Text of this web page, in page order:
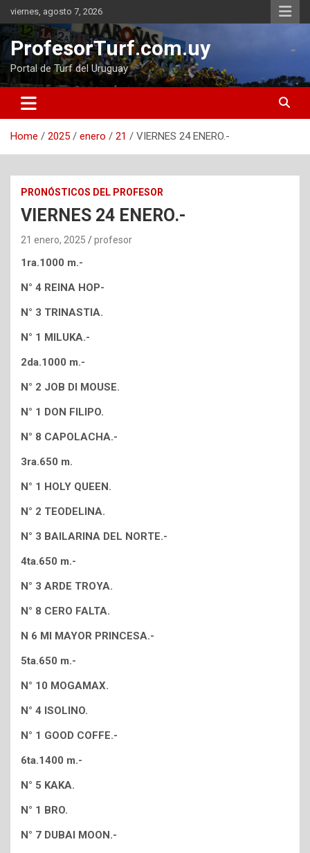
Skip
to
content
viernes, agosto 7, 2026
ProfesorTurf.com.uy
Portal de Turf del Uruguay
Home 2025 enero 21 VIERNES 24 ENERO.-
PRONÓSTICOS DEL PROFESOR
VIERNES 24 ENERO.-
21 enero, 2025 profesor
1ra.1000 m.-
N° 4 REINA HOP-
N° 3 TRINASTIA.
N° 1 MILUKA.-
2da.1000 m.-
N° 2 JOB DI MOUSE.
N° 1 DON FILIPO.
N° 8 CAPOLACHA.-
3ra.650 m.
N° 1 HOLY QUEEN.
N° 2 TEODELINA.
N° 3 BAILARINA DEL NORTE.-
4ta.650 m.-
N° 3 ARDE TROYA.
N° 8 CERO FALTA.
N 6 MI MAYOR PRINCESA.-
5ta.650 m.-
N° 10 MOGAMAX.
N° 4 ISOLINO.
N° 1 GOOD COFFE.-
6ta.1400 m.-
N° 5 KAKA.
N° 1 BRO.
N° 7 DUBAI MOON.-